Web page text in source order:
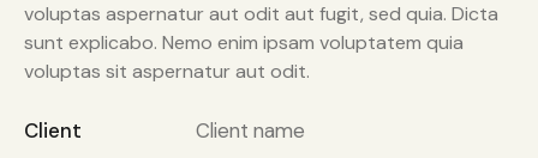
voluptas aspernatur aut odit aut fugit, sed quia. Dicta
sunt explicabo. Nemo enim ipsam voluptatem quia
voluptas sit aspernatur aut odit.
Client
Client name